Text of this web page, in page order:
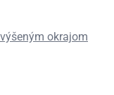
okrajom